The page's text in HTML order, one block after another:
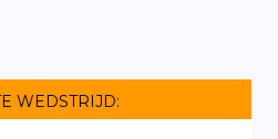
WEDSTRIJD: